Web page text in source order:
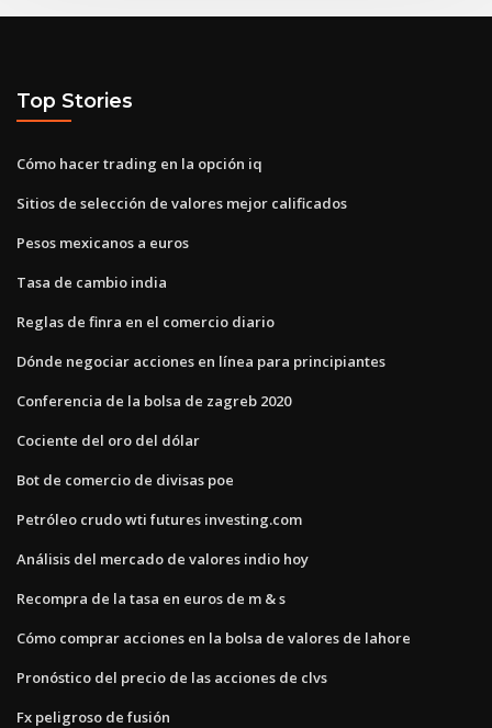
Top Stories
Cómo hacer trading en la opción iq
Sitios de selección de valores mejor calificados
Pesos mexicanos a euros
Tasa de cambio india
Reglas de finra en el comercio diario
Dónde negociar acciones en línea para principiantes
Conferencia de la bolsa de zagreb 2020
Cociente del oro del dólar
Bot de comercio de divisas poe
Petróleo crudo wti futures investing.com
Análisis del mercado de valores indio hoy
Recompra de la tasa en euros de m & s
Cómo comprar acciones en la bolsa de valores de lahore
Pronóstico del precio de las acciones de clvs
Fx peligroso de fusión